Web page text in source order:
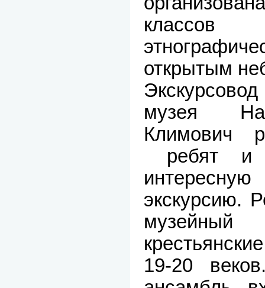
классов
открытым
музея
Климович
ребят и
экскурсию.
музейный
19-20